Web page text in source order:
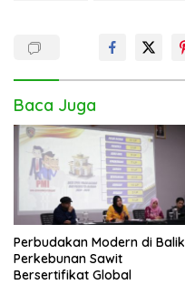
Baca Juga
Perbudakan Modern di Balik
Perkebunan Sawit
Bersertifikat Global